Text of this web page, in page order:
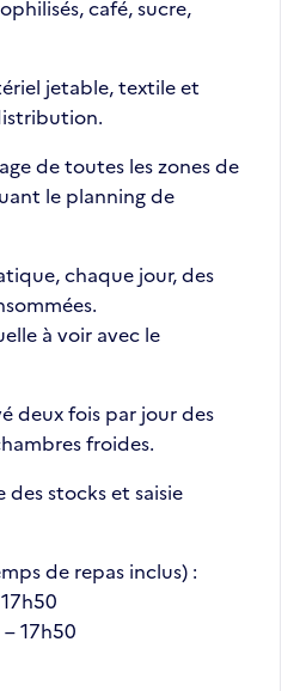
café, sucre,
jetable, textile et
de toutes les zones de
le planning de
chaque jour, des
à voir avec le
deux fois par jour des
froides.
stocks et saisie
de repas inclus) :
17h50